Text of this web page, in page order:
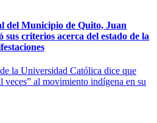
del Municipio de Quito, Juan
criterios acerca del estado de la